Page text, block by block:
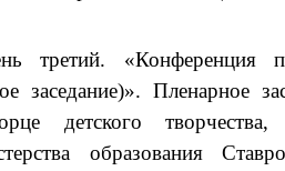
третий. «Конференция
заседание)». Пленарное
детского
образования